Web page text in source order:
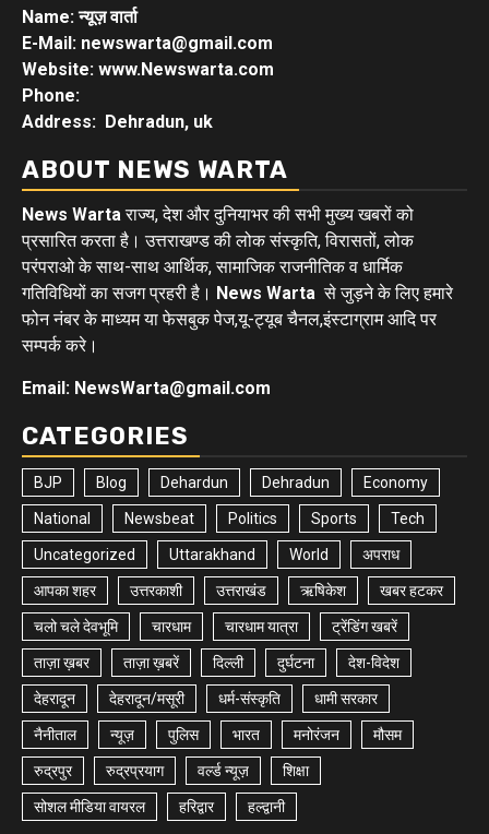
Name: न्यूज़ वार्ता
E-Mail: newswarta@gmail.com
Website: www.Newswarta.com
Phone:
Address: Dehradun, uk
ABOUT NEWS WARTA
News Warta राज्य, देश और दुनियाभर की सभी मुख्य खबरों को
प्रसारित करता है। उत्तराखण्ड की लोक संस्कृति, विरासतों, लोक
परंपराओ के साथ-साथ आर्थिक, सामाजिक राजनीतिक व धार्मिक
गतिविधियों का सजग प्रहरी है। News Warta से जुड़ने के लिए हमारे
फोन नंबर के माध्यम या फेसबुक पेज,यू-ट्यूब चैनल,इंस्टाग्राम आदि पर
सम्पर्क करे।
Email: NewsWarta@gmail.com
CATEGORIES
BJP Blog Dehardun Dehradun Economy
National Newsbeat Politics Sports Tech
Uncategorized Uttarakhand World अपराध
आपका शहर उत्तरकाशी उत्तराखंड ऋषिकेश खबर हटकर
चलो चले देवभूमि चारधाम चारधाम यात्रा ट्रेंडिंग खबरें
ताज़ा ख़बर ताज़ा ख़बरें दिल्ली दुर्घटना देश-विदेश
देहरादून देहरादून/मसूरी धर्म-संस्कृति धामी सरकार
नैनीताल न्यूज़ पुलिस भारत मनोरंजन मौसम
रुद्रपुर रुद्रप्रयाग वर्ल्ड न्यूज़ शिक्षा
सोशल मीडिया वायरल हरिद्वार हल्द्वानी